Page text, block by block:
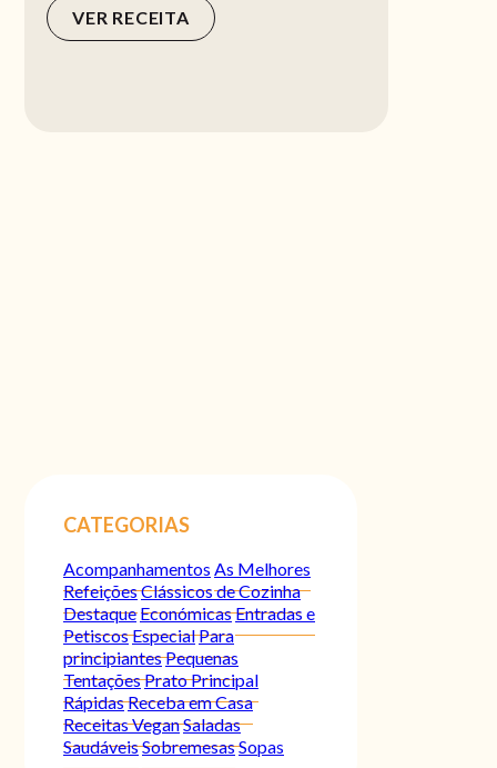
VER RECEITA
CATEGORIAS
Acompanhamentos As Melhores
RefeiçõesClássicos de Cozinha
Destaque EconómicasEntradas e
PetiscosEspecialPara
principiantesPequenas
TentaçõesPrato Principal
RápidasReceba em Casa
Receitas VeganSaladas
SaudáveisSobremesasSopas